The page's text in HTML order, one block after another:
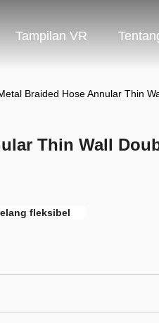
Tampilan VR
Braided Hose Annular Thin
Thin Wall
fleksibel